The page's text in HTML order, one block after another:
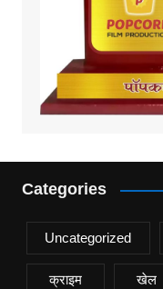
Categories
Uncategorized
क्राइम खेल